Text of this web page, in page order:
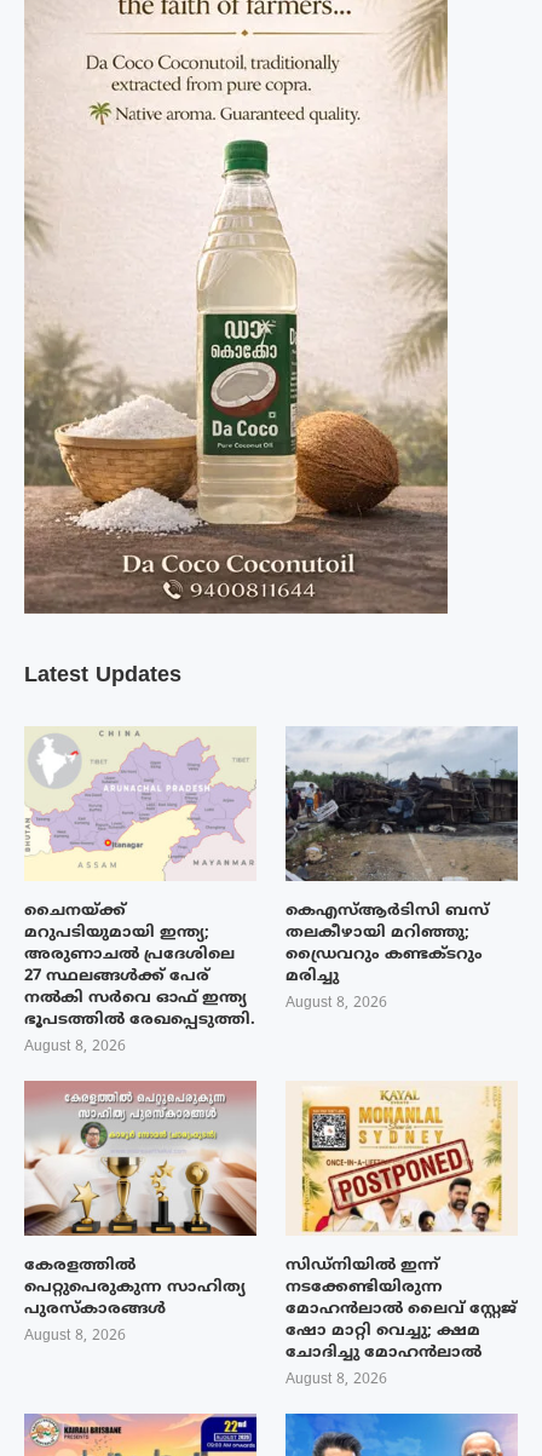
Latest Updates
ചൈനയ്ക്ക്
മറുപടിയുമായി ഇന്ത്യ;
അരുണാചൽ പ്രദേശിലെ
27 സ്ഥലങ്ങൾക്ക് പേര്
നൽകി സർവെ ഓഫ് ഇന്ത്യ
ഭൂപടത്തിൽ രേഖപ്പെടുത്തി.
August 8, 2026
കെഎസ്ആർടിസി ബസ്
തലകീഴായി മറിഞ്ഞു;
ഡ്രൈവറും കണ്ടക്ടറും
മരിച്ചു
August 8, 2026
കേരളത്തിൽ
പെറ്റുപെരുകുന്ന സാഹിത്യ
പുരസ്‌കാരങ്ങൾ
August 8, 2026
സിഡ്നിയിൽ ഇന്ന്
നടക്കേണ്ടിയിരുന്ന
മോഹൻലാൽ ലൈവ് സ്റ്റേജ്
ഷോ മാറ്റി വെച്ചു; ക്ഷമ
ചോദിച്ചു മോഹൻലാൽ
August 8, 2026